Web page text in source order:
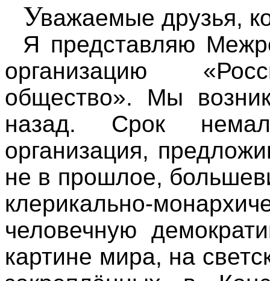
Уважаемые друзья,
Я представляю
организацию
общество». Мы
назад. Срок
организация,
не в прошлое,
клерикально-
человечную
картине мира, на